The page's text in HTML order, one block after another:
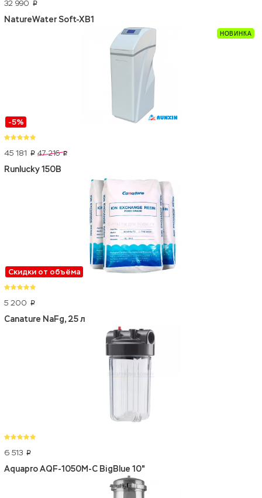
32 990 p
NatureWater Soft-XB1
-5%
45 181 p 47 216 p
Runlucky 150B
Скидки от объёма
5 200 p
Canature NaFg, 25 л
6 513 p
Aquapro AQF-1050M-С BigBlue 10"